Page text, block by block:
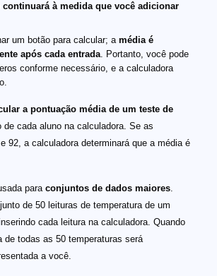
à medida que você adicionar
um botão para calcular; a média é
após cada entrada. Portanto, você pode
conforme necessário, e a calculadora
a pontuação média de um teste de
cada aluno na calculadora. Se as
92, a calculadora determinará que a média é
para conjuntos de dados maiores.
de 50 leituras de temperatura de um
cada leitura na calculadora. Quando
de todas as 50 temperaturas será
a você.